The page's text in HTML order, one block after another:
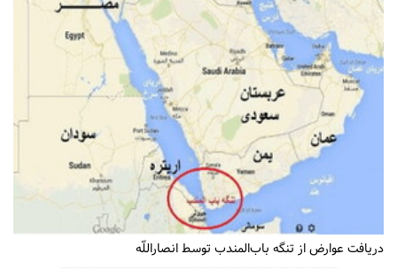
دریافت عوارض از تنگه باب‌المندب توسط انصاراللّه